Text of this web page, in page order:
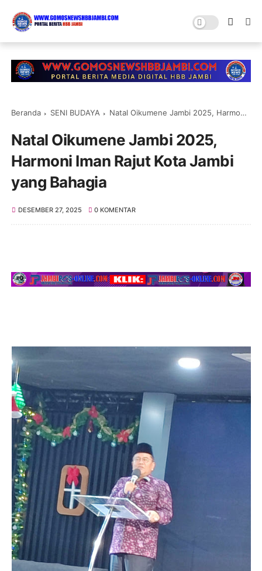
Beranda SENI BUDAYA Natal Oikumene Jambi 2025, Harmoni Iman Rajut Kota Jambi yang Bahagia
Natal Oikumene Jambi 2025,
Harmoni Iman Rajut Kota Jambi
yang Bahagia
DESEMBER 27, 2025 0 KOMENTAR